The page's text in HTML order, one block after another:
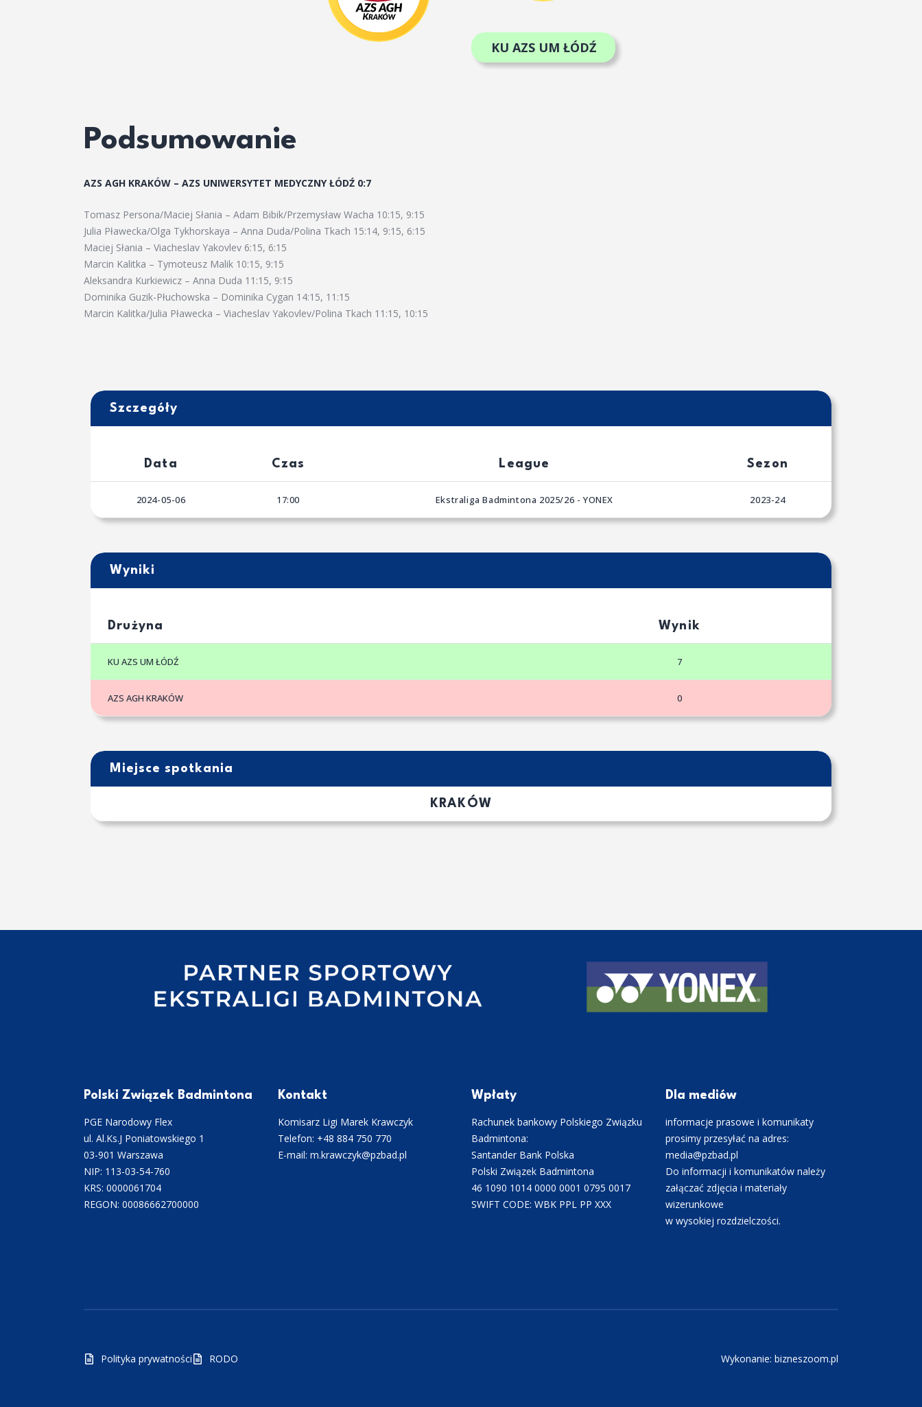
KU AZS UM ŁÓDŹ
Podsumowanie
AZS AGH KRAKÓW – AZS UNIWERSYTET MEDYCZNY ŁÓDŹ 0:7
Tomasz Persona/Maciej Słania – Adam Bibik/Przemysław Wacha 10:15, 9:15
Julia Pławecka/Olga Tykhorskaya – Anna Duda/Polina Tkach 15:14, 9:15, 6:15
Maciej Słania – Viacheslav Yakovlev 6:15, 6:15
Marcin Kalitka – Tymoteusz Malik 10:15, 9:15
Aleksandra Kurkiewicz – Anna Duda 11:15, 9:15
Dominika Guzik-Płuchowska – Dominika Cygan 14:15, 11:15
Marcin Kalitka/Julia Pławecka – Viacheslav Yakovlev/Polina Tkach 11:15, 10:15
Szczegóły
Data Czas League Sezon
2024-05-06 17:00 Ekstraliga Badmintona 2025/26 - YONEX 2023-24
Wyniki
Drużyna Wynik
KU AZS UM ŁÓDŹ 7
AZS AGH KRAKÓW 0
Miejsce spotkania
KRAKÓW
Polski Związek Badmintona
PGE Narodowy Flex
ul. Al.Ks.J Poniatowskiego 1
03-901 Warszawa
NIP: 113-03-54-760
KRS: 0000061704
REGON: 00086662700000
Kontakt
Komisarz Ligi Marek Krawczyk
Telefon: +48 884 750 770
E-mail: m.krawczyk@pzbad.pl
Wpłaty
Rachunek bankowy Polskiego Związku
Badmintona:
Santander Bank Polska
Polski Związek Badmintona
46 1090 1014 0000 0001 0795 0017
SWIFT CODE: WBK PPL PP XXX
Dla mediów
informacje prasowe i komunikaty
prosimy przesyłać na adres:
media@pzbad.pl
Do informacji i komunikatów należy
załączać zdjęcia i materiały
wizerunkowe
w wysokiej rozdzielczości.
Polityka prywatności RODO Wykonanie: bizneszoom.pl